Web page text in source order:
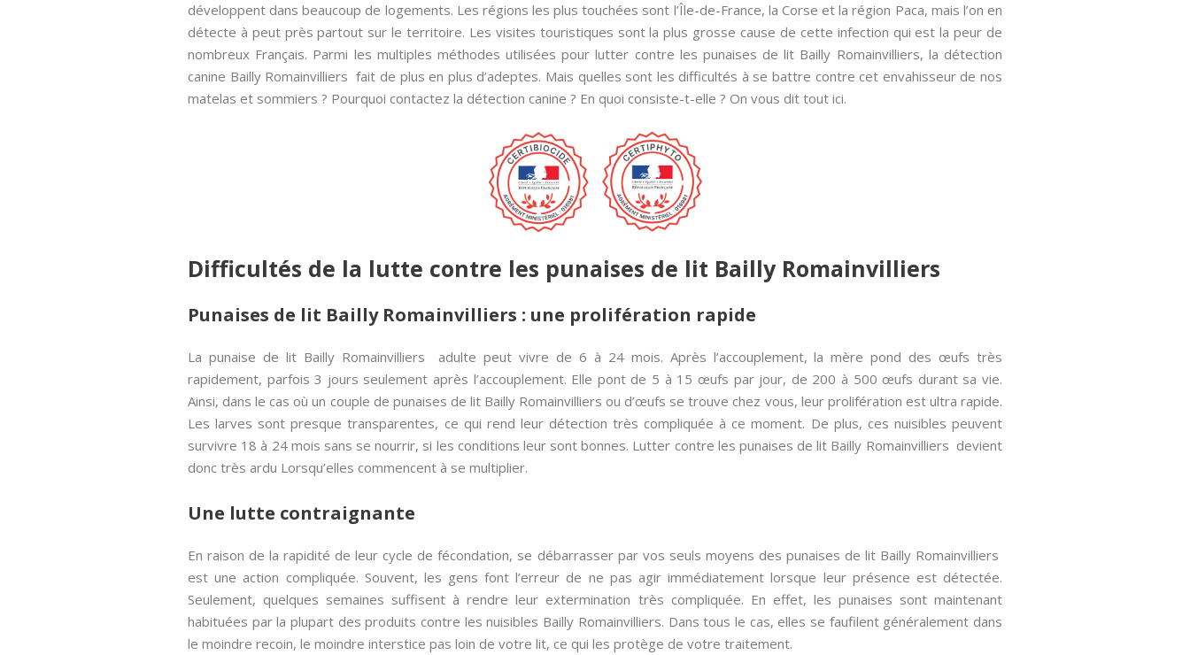
développent dans beaucoup de logements. Les régions les plus touchées sont l’Île-de-France, la Corse et la région Paca, mais l’on en
détecte à peut près partout sur le territoire. Les visites touristiques sont la plus grosse cause de cette infection qui est la peur de
nombreux Français. Parmi les multiples méthodes utilisées pour lutter contre les punaises de lit Bailly Romainvilliers, la détection
canine Bailly Romainvilliers fait de plus en plus d’adeptes. Mais quelles sont les difficultés à se battre contre cet envahisseur de nos
matelas et sommiers ? Pourquoi contactez la détection canine ? En quoi consiste-t-elle ? On vous dit tout ici.
Difficultés de la lutte contre les punaises de lit Bailly Romainvilliers
Punaises de lit Bailly Romainvilliers : une prolifération rapide
La punaise de lit Bailly Romainvilliers adulte peut vivre de 6 à 24 mois. Après l’accouplement, la mère pond des œufs très
rapidement, parfois 3 jours seulement après l’accouplement. Elle pont de 5 à 15 œufs par jour, de 200 à 500 œufs durant sa vie.
Ainsi, dans le cas où un couple de punaises de lit Bailly Romainvilliers ou d’œufs se trouve chez vous, leur prolifération est ultra rapide.
Les larves sont presque transparentes, ce qui rend leur détection très compliquée à ce moment. De plus, ces nuisibles peuvent
survivre 18 à 24 mois sans se nourrir, si les conditions leur sont bonnes. Lutter contre les punaises de lit Bailly Romainvilliers devient
donc très ardu Lorsqu’elles commencent à se multiplier.
Une lutte contraignante
En raison de la rapidité de leur cycle de fécondation, se débarrasser par vos seuls moyens des punaises de lit Bailly Romainvilliers
est une action compliquée. Souvent, les gens font l’erreur de ne pas agir immédiatement lorsque leur présence est détectée.
Seulement, quelques semaines suffisent à rendre leur extermination très compliquée. En effet, les punaises sont maintenant
habituées par la plupart des produits contre les nuisibles Bailly Romainvilliers. Dans tous le cas, elles se faufilent généralement dans
le moindre recoin, le moindre interstice pas loin de votre lit, ce qui les protège de votre traitement.